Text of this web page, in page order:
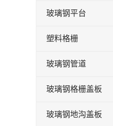
玻璃钢平台
塑料格栅
玻璃钢管道
玻璃钢格栅盖板
玻璃钢地沟盖板